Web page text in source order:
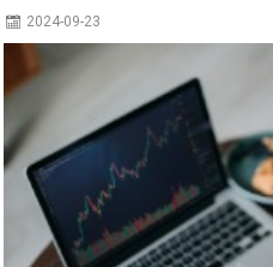
2024-09-23